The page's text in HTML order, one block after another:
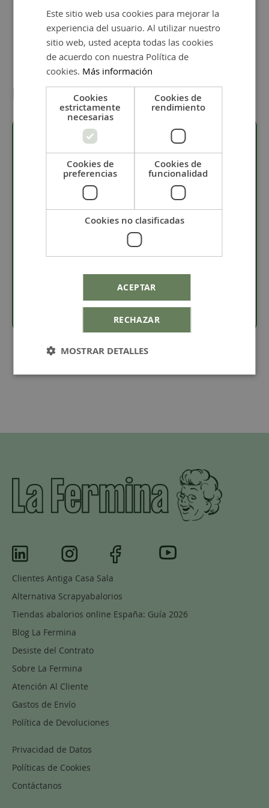
Detalles
Descripción
· Pieza de plata de ley.
· Entrepieza de 8 x 15 mm.
· La entrepieza de plata tiene 2 anillas de 3 mm.
· Hueco para añadir rivoli de 8 mm del color que
más te guste.
· Elige entre nuestros pegamentos en lasección de
Clientes Antiga Casa Sala
Alternativa Scrapyabalorios
Tiendas abalorios online España: Guía 2026
Blog La Fermina
Desiste del Contrato
Sobre La Fermina
Atención Al Cliente
Gastos de Envío
Política de Devoluciones
Privacidad de Datos
Políticas de Cookies
Contáctanos
Este sitio web usa cookies para mejorar la
experiencia del usuario. Al utilizar nuestro
sitio web, usted acepta todas las cookies
de acuerdo con nuestra Política de
cookies. Más información
Cookies
estrictamente
necesarias
Cookies de
rendimiento
Cookies de
preferencias
Cookies de
funcionalidad
Cookies no clasificadas
ACEPTAR
RECHAZAR
MOSTRAR DETALLES